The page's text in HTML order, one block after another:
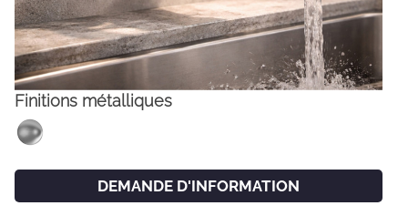
CAT ESP ENG FRA
Finitions métalliques
DEMANDE D'INFORMATION